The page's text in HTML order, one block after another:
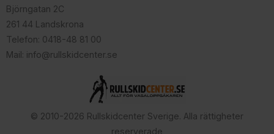
Björngatan 2C
261 44 Landskrona
Telefon: 0418-48 81 00
Mail: info@rullskidcenter.se
© 2010-2026 Rullskidcenter Sverige. Alla rättigheter
reserverade